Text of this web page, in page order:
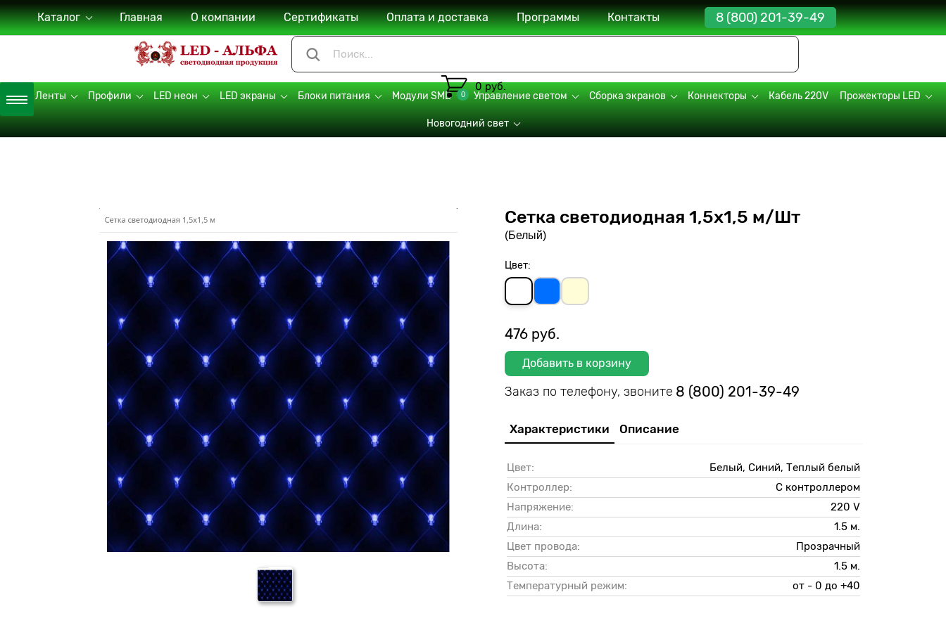
Каталог Главная О компании Сертификаты Оплата и доставка Программы Контакты 8 (800) 201-39-49
0
0 руб.
LED Ленты Профили LED неон LED экраны Блоки питания Модули SMD Управление светом Сборка экранов Коннекторы Кабель 220V Прожекторы LED
Новогодний свет
Сетка светодиодная 1,5х1,5 м/Шт
(Белый)
Цвет:
476 руб.
Добавить в корзину
Заказ по телефону, звоните 8 (800) 201-39-49
Характеристики Описание
Цвет:
Белый, Синий, Теплый белый
Контроллер:
С контроллером
Напряжение:
220 V
Длина:
1.5 м.
Цвет провода:
Прозрачный
Высота:
1.5 м.
Температурный режим:
от - 0 до +40